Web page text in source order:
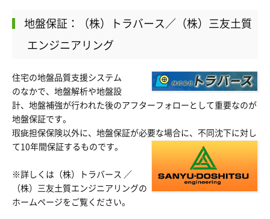
地盤保証：（株）トラバース／（株）三友土質
エンジニアリング
住宅の地盤品質支援システム
のなかで、地盤解析や地盤設
計、地盤補強が行われた後のアフターフォローとして重要なのが
地盤保証です。
瑕疵担保保険以外に、地盤保証が必要な場合に、不同沈下に対し
て10年間保証するものです。
※詳しくは （株）トラバース ／
（株）三友土質エンジニアリングの
ホームページをご覧ください。